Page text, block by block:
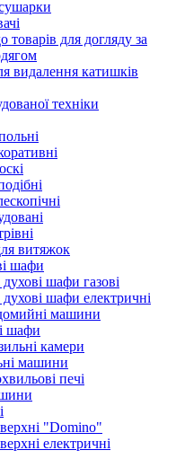
товарів для догляду за
видалення катишків
техніки
витяжок
шафи
шафи газові
духові шафи електричні
машини
шафи
камери
машини
печі
"Domino"
електричні